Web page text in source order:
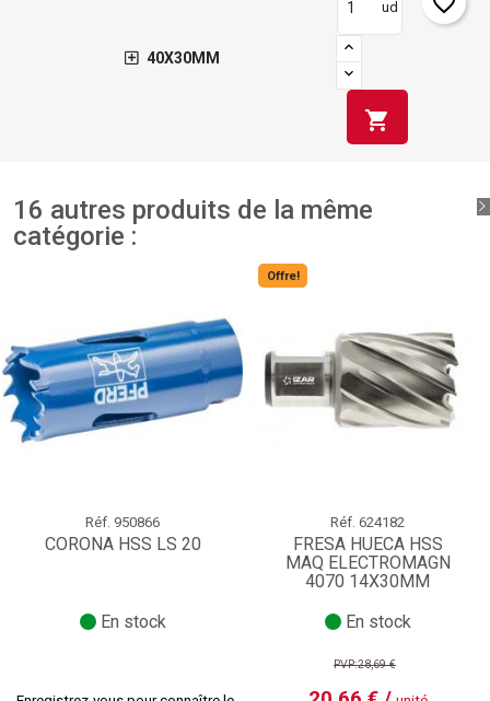
40X30MM
ud
shopping_cart
16 autres produits de la même
catégorie :
Réf. 950866
CORONA HSS LS 20
En stock
Offre!
Réf. 624182
FRESA HUECA HSS
MAQ ELECTROMAGN
4070 14X30MM
En stock
PVP:28,69 €